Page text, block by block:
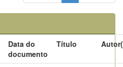
Data do
documento
Título